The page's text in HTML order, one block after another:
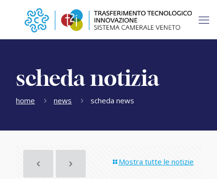
scheda notizia
home news scheda news
Mostra tutte le notizie